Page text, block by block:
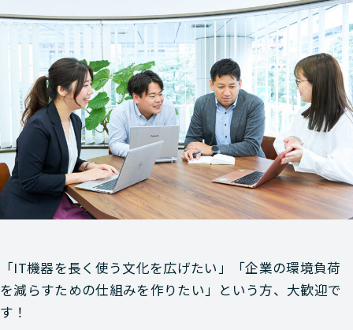
「IT機器を長く使う文化を広げたい」「企業の環境負荷
を減らすための仕組みを作りたい」という方、大歓迎で
す！